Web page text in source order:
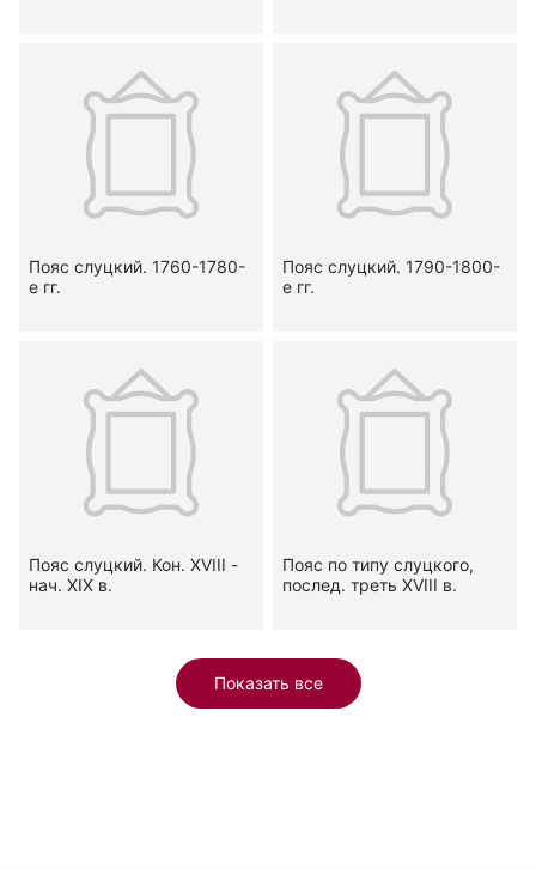
Пояс слуцкий. 1760-1780-
е гг.
Пояс слуцкий. 1790-1800-
е гг.
Пояс слуцкий. Кон. XVIII -
нач. XIX в.
Пояс по типу слуцкого,
послед. треть XVIII в.
Показать все